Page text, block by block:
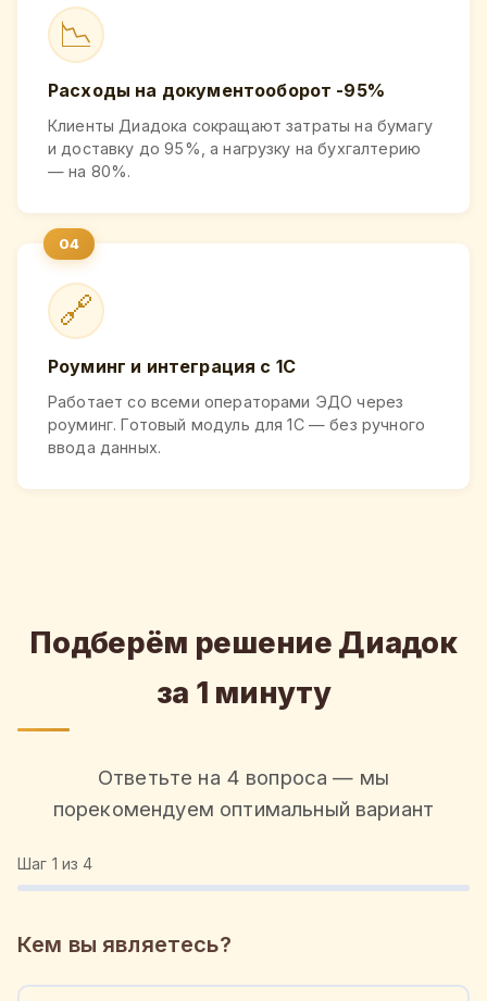
📉
Расходы на документооборот -95%
Клиенты Диадока сокращают затраты на бумагу
и доставку до 95%, а нагрузку на бухгалтерию
— на 80%.
🔗
Роуминг и интеграция с 1С
Работает со всеми операторами ЭДО через
роуминг. Готовый модуль для 1С — без ручного
ввода данных.
Подберём решение Диадок
за 1 минуту
Ответьте на 4 вопроса — мы
порекомендуем оптимальный вариант
Шаг 1 из 4
Кем вы являетесь?